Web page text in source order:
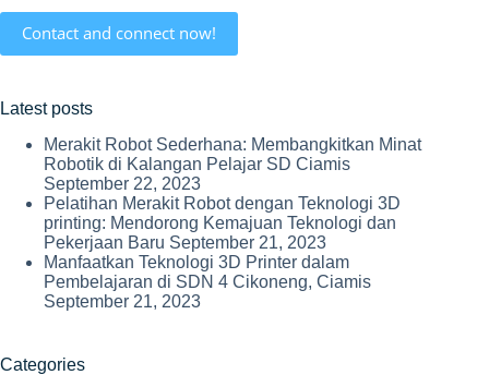
Contact and connect now!
Latest posts
Merakit Robot Sederhana: Membangkitkan Minat
Robotik di Kalangan Pelajar SD Ciamis
September 22, 2023
Pelatihan Merakit Robot dengan Teknologi 3D
printing: Mendorong Kemajuan Teknologi dan
Pekerjaan Baru September 21, 2023
Manfaatkan Teknologi 3D Printer dalam
Pembelajaran di SDN 4 Cikoneng, Ciamis
September 21, 2023
Categories